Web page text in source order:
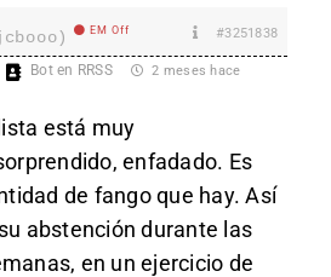
EM Off #3251838
Bot en RRSS 2 meses hace
está muy
enfadado. Es
de fango que hay. Así
abstención durante las
en un ejercicio de